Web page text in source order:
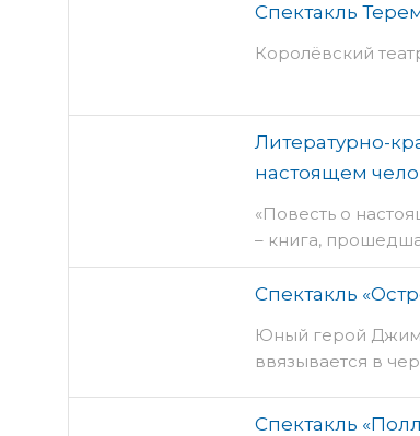
Спектакль
Королёвский
Литературно-
настоящем
«Повесть о
– книга,
учебник мужества.
Спектакль
Юный герой Джим
ввязывается в
поиски сокровищ
Спектакль